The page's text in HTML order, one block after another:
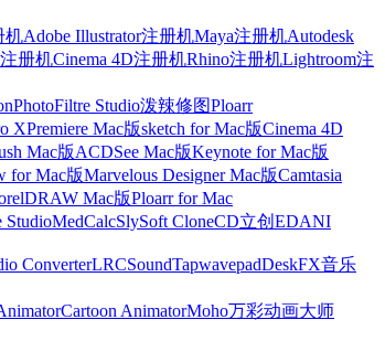
机Adobe Illustrator注册机Maya注册机Autodesk
册机Cinema 4D注册机Rhino注册机Lightroom注
PhotoFiltre Studio泼辣修图Ploarr
XPremiere Mac版sketch for Mac版Cinema 4D
Mac版ACDSee Mac版Keynote for Mac版
for Mac版Marvelous Designer Mac版Camtasia
Mac版Ploarr for Mac
StudioMedCalcSlySoft CloneCD立创EDANI
ConverterLRCSoundTapwavepadDeskFX音乐
Cartoon AnimatorMoho万彩动画大师